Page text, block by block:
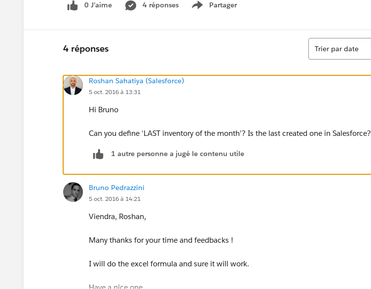
0 J’aime 4 réponses Partager
Show menu
4 réponses
Tri
Trier par date
Roshan Sahatiya (Salesforce)
5 oct. 2016 à 13:31
Hi Bruno
Can you define 'LAST inventory of the month'? Is the last created one in Salesforce?
1 autre personne a jugé le contenu utile
Bruno Pedrazzini
5 oct. 2016 à 14:21
Viendra, Roshan,
Many thanks for your time and feedbacks !
I will do the excel formula and sure it will work.